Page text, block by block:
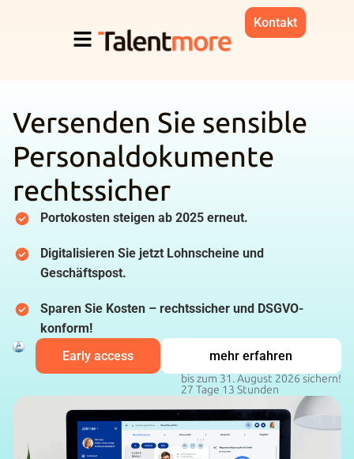
Kontakt
Versenden Sie sensible
Personaldokumente
rechtssicher
Portokosten steigen ab 2025 erneut.
Digitalisieren Sie jetzt Lohnscheine und
Geschäftspost.
Sparen Sie Kosten – rechtssicher und DSGVO-
konform!
Early access
mehr erfahren
bis zum 31. August 2026 sichern!
27 Tage 13 Stunden